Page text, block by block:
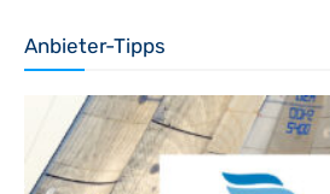
Anbieter-Tipps